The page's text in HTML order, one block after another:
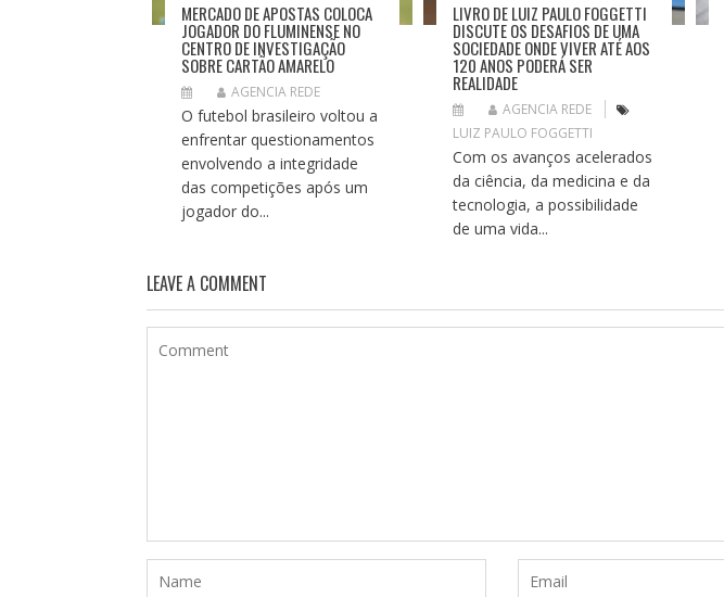
MERCADO DE APOSTAS COLOCA
JOGADOR DO FLUMINENSE NO
CENTRO DE INVESTIGAÇÃO
SOBRE CARTÃO AMARELO
AGENCIA REDE
O futebol brasileiro voltou a
enfrentar questionamentos
envolvendo a integridade
das competições após um
jogador do...
LIVRO DE LUIZ PAULO FOGGETTI
DISCUTE OS DESAFIOS DE UMA
SOCIEDADE ONDE VIVER ATÉ AOS
120 ANOS PODERÁ SER
REALIDADE
AGENCIA REDE
LUIZ PAULO FOGGETTI
Com os avanços acelerados
da ciência, da medicina e da
tecnologia, a possibilidade
de uma vida...
LEAVE A COMMENT